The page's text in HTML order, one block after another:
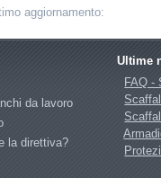
aggiornamento:
da lavoro
la direttiva?
Ultime
FAQ -